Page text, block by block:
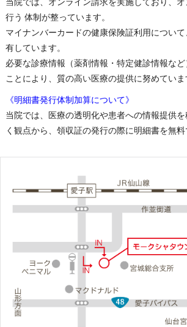
行う 体制が整っています。
マイナンバーカードの健康保険証利用につい
有しています。
必要な診療情報（薬剤情報・特定健診情報な
ことにより、質の高い医療の提供に努めていま
《明細書発行体制加算について》
当院では、医療の透明化や患者への情報提供
く観点から、領収証の発行の際に明細書を無料